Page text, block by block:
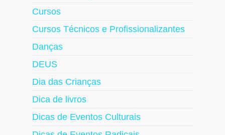
Cursos
Cursos Técnicos e Profissionalizantes
Danças
DEUS
Dia das Crianças
Dica de livros
Dicas de Eventos Culturais